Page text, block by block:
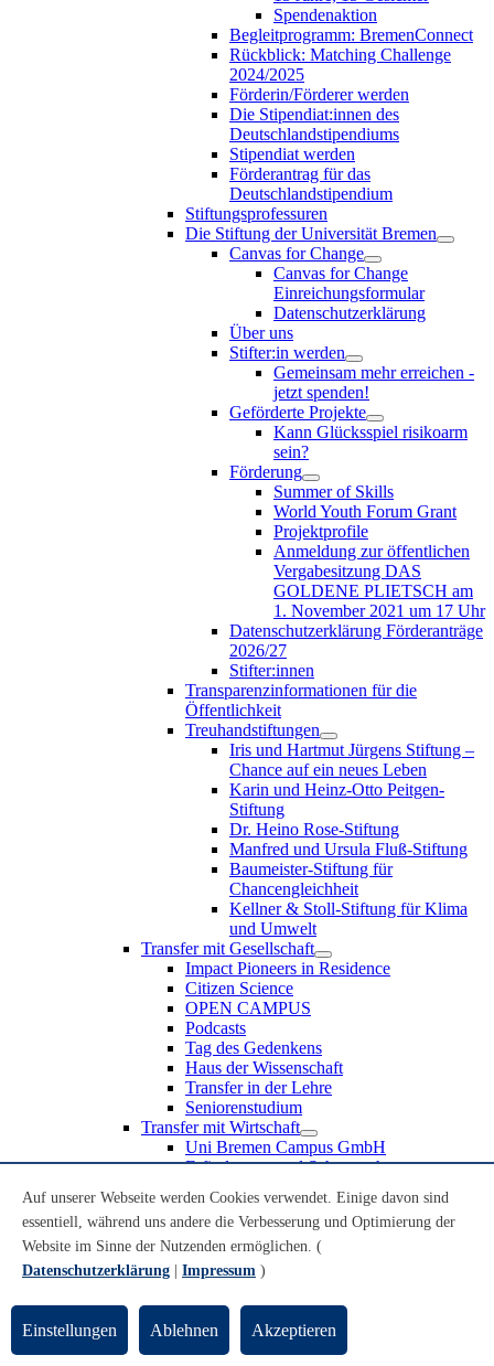
Spendenaktion
Begleitprogramm: BremenConnect
Rückblick: Matching Challenge
2024/2025
Förderin/Förderer werden
Die Stipendiat:innen des
Deutschlandstipendiums
Stipendiat werden
Förderantrag für das
Deutschlandstipendium
Stiftungsprofessuren
Die Stiftung der Universität Bremen
Canvas for Change
Canvas for Change
Einreichungsformular
Datenschutzerklärung
Über uns
Stifter:in werden
Gemeinsam mehr erreichen -
jetzt spenden!
Geförderte Projekte
Kann Glücksspiel risikoarm
sein?
Förderung
Summer of Skills
World Youth Forum Grant
Projektprofile
Anmeldung zur öffentlichen
Vergabesitzung DAS
GOLDENE PLIETSCH am
1. November 2021 um 17 Uhr
Datenschutzerklärung Förderanträge
2026/27
Stifter:innen
Transparenzinformationen für die
Öffentlichkeit
Treuhandstiftungen
Iris und Hartmut Jürgens Stiftung –
Chance auf ein neues Leben
Karin und Heinz-Otto Peitgen-
Stiftung
Dr. Heino Rose-Stiftung
Manfred und Ursula Fluß-Stiftung
Baumeister-Stiftung für
Chancengleichheit
Kellner & Stoll-Stiftung für Klima
und Umwelt
Transfer mit Gesellschaft
Impact Pioneers in Residence
Citizen Science
OPEN CAMPUS
Podcasts
Tag des Gedenkens
Haus der Wissenschaft
Transfer in der Lehre
Seniorenstudium
Transfer mit Wirtschaft
Uni Bremen Campus GmbH
Erfindungen und Schutzrechte
Recruiting an der Universität Bremen
Weiterbildung an der Universität Bremen
Transfer mit Schule
Schülerinnen und Schüler
Schulklassen
Lehrkräfte
Gründungsunterstützung
Auf unserer Webseite werden Cookies verwendet. Einige davon sind
essentiell, während uns andere die Verbesserung und Optimierung der
Website im Sinne der Nutzenden ermöglichen. (
Datenschutzerklärung
Impressum )
Einstellungen Ablehnen Akzeptieren